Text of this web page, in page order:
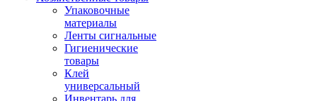
Упаковочные
материалы
Ленты сигнальные
Гигиенические
товары
Клей
универсальный
Инвентарь для